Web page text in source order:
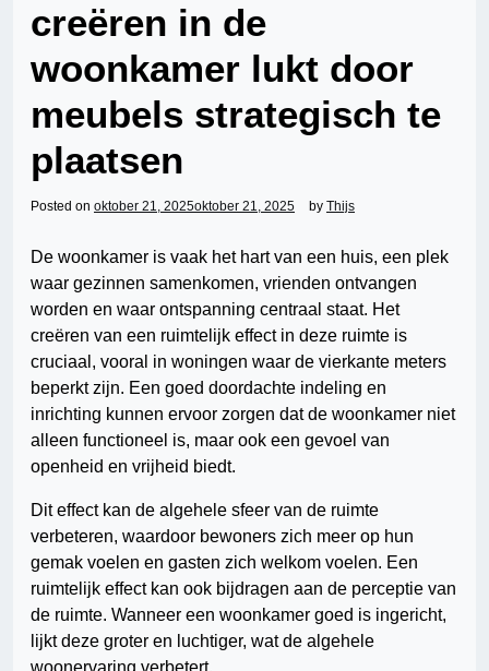
creëren in de
woonkamer lukt door
meubels strategisch te
plaatsen
Posted on oktober 21, 2025oktober 21, 2025 by Thijs
De woonkamer is vaak het hart van een huis, een plek
waar gezinnen samenkomen, vrienden ontvangen
worden en waar ontspanning centraal staat. Het
creëren van een ruimtelijk effect in deze ruimte is
cruciaal, vooral in woningen waar de vierkante meters
beperkt zijn. Een goed doordachte indeling en
inrichting kunnen ervoor zorgen dat de woonkamer niet
alleen functioneel is, maar ook een gevoel van
openheid en vrijheid biedt.
Dit effect kan de algehele sfeer van de ruimte
verbeteren, waardoor bewoners zich meer op hun
gemak voelen en gasten zich welkom voelen. Een
ruimtelijk effect kan ook bijdragen aan de perceptie van
de ruimte. Wanneer een woonkamer goed is ingericht,
lijkt deze groter en luchtiger, wat de algehele